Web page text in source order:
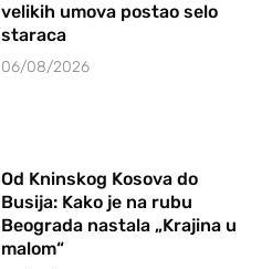
velikih umova postao selo
staraca
06/08/2026
Od Kninskog Kosova do
Busija: Kako je na rubu
Beograda nastala „Krajina u
malom“